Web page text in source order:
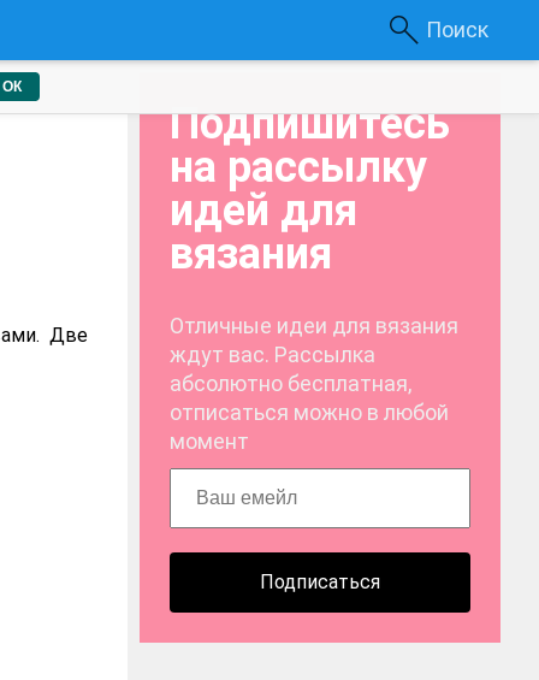
Поиск
Две
Подпишитесь
на рассылку
идей для
вязания
Отличные идеи для вязания
ждут вас. Рассылка
абсолютно бесплатная,
отписаться можно в любой
момент
Подписаться
ОК